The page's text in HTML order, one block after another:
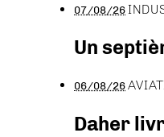
07/08/26
Un
06/08/26
Daher